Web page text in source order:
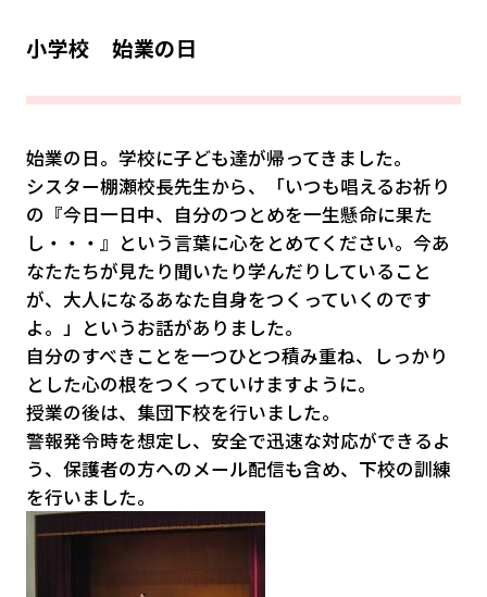
小学校 始業の日
始業の日。学校に子ども達が帰ってきました。
シスター棚瀬校長先生から、「いつも唱えるお祈り
の『今日一日中、自分のつとめを一生懸命に果た
し・・・』という言葉に心をとめてください。今あ
なたたちが見たり聞いたり学んだりしていること
が、大人になるあなた自身をつくっていくのです
よ。」というお話がありました。
自分のすべきことを一つひとつ積み重ね、しっかり
とした心の根をつくっていけますように。
授業の後は、集団下校を行いました。
警報発令時を想定し、安全で迅速な対応ができるよ
う、保護者の方へのメール配信も含め、下校の訓練
を行いました。